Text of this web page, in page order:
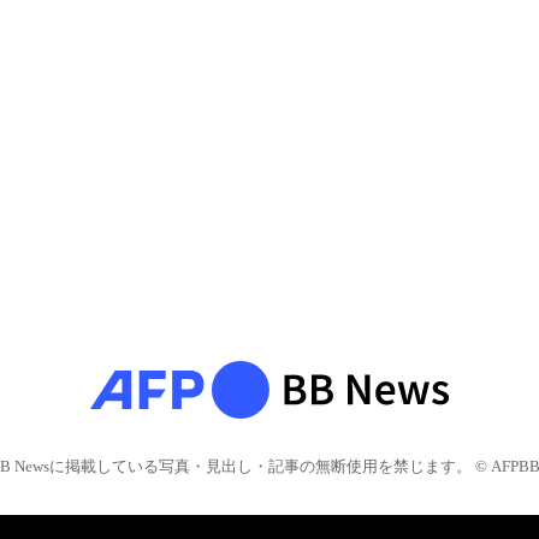
Newsに掲載している写真・見出し・記事の無断使用を禁じます。 © AFPBB